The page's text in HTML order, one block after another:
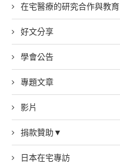
在宅醫療的研究合作與教育
好文分享
學會公告
專題文章
影片
捐款贊助▼
日本在宅專訪